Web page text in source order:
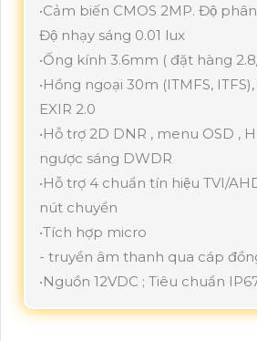
•Cảm biến CMOS 2MP. Độ
Độ nhạy sáng 0.01 lux
•Ống kính 3.6mm ( đặt hàng
•Hồng ngoại 30m (ITMFS,
EXIR 2.0
•Hỗ trợ 2D DNR , menu OSD ,
ngược sáng DWDR
•Hỗ trợ 4 chuẩn tín hiệu TVI/
nút chuyển
•Tích hợp micro
- truyền âm thanh qua cáp
•Nguồn 12VDC ; Tiêu chuẩn